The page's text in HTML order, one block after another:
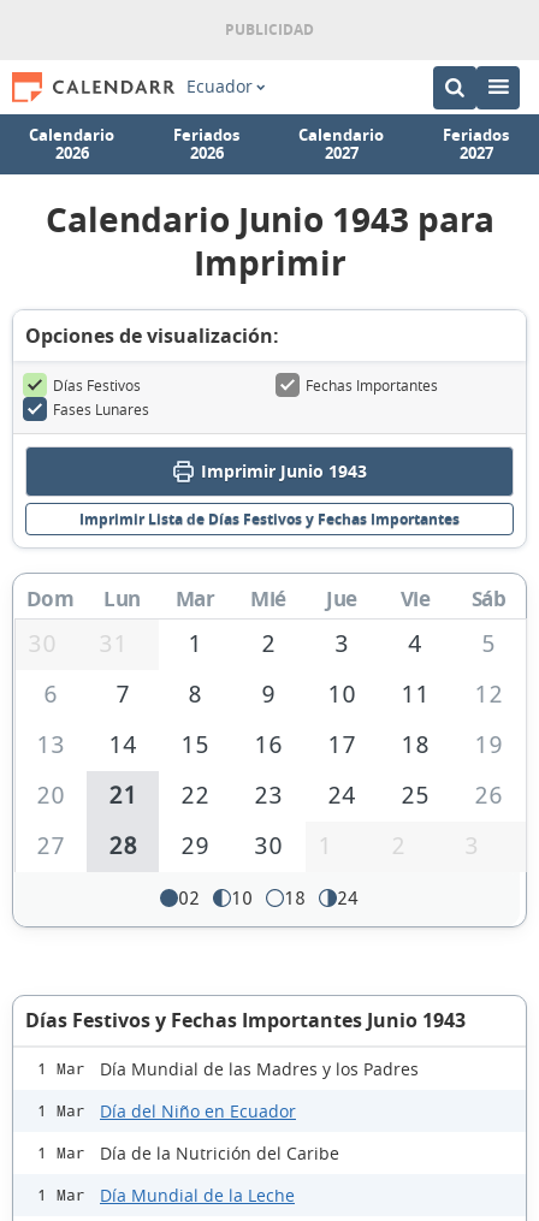
Ecuador
Calendario
2026
Feriados
2026
Calendario
2027
Feriados
2027
Calendario Junio 1943 para
Imprimir
Opciones de visualización:
Días Festivos
Fechas Importantes
Fases Lunares
Imprimir Junio 1943
Imprimir Lista de Días Festivos y Fechas Importantes
Dom Lun Mar Mié Jue Vie Sáb
30 31 1 2 3 4
5
6
7 8 9 10 11
12
13
14 15 16 17 18
19
20
21 22 23 24 25
26
27
28 29 30 1 2 3
02 10 18 24
Días Festivos y Fechas Importantes Junio 1943
1 Mar Día Mundial de las Madres y los Padres
1 Mar Día del Niño en Ecuador
1 Mar Día de la Nutrición del Caribe
1 Mar Día Mundial de la Leche